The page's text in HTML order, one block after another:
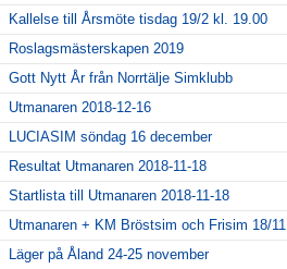
Kallelse till Årsmöte tisdag 19/2 kl. 19.00
Roslagsmästerskapen 2019
Gott Nytt År från Norrtälje Simklubb
Utmanaren 2018-12-16
LUCIASIM söndag 16 december
Resultat Utmanaren 2018-11-18
Startlista till Utmanaren 2018-11-18
Utmanaren + KM Bröstsim och Frisim 18/11
Läger på Åland 24-25 november